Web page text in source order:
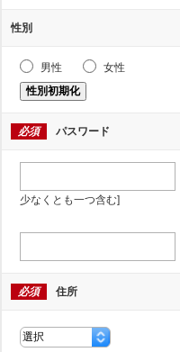
性別
男性
女性
性別初期化
必須 パスワード
少なくとも一つ含む]
必須 住所